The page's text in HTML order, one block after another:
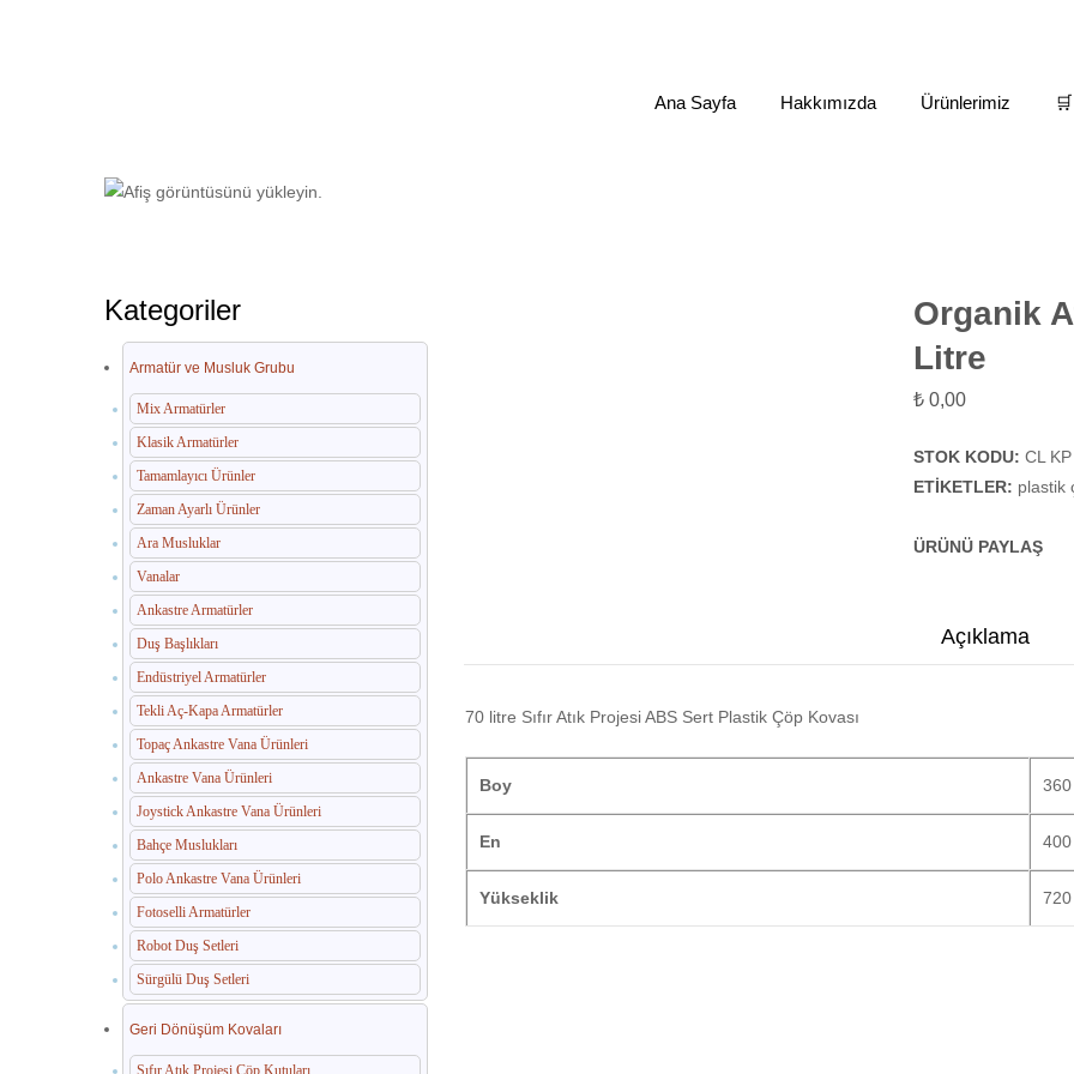
Ana Sayfa Hakkımızda Ürünlerimiz
Kategoriler
Armatür ve Musluk Grubu
Mix Armatürler
Klasik Armatürler
Tamamlayıcı Ürünler
Zaman Ayarlı Ürünler
Ara Musluklar
Vanalar
Ankastre Armatürler
Duş Başlıkları
Endüstriyel Armatürler
Tekli Aç-Kapa Armatürler
Topaç Ankastre Vana Ürünleri
Ankastre Vana Ürünleri
Joystick Ankastre Vana Ürünleri
Bahçe Muslukları
Polo Ankastre Vana Ürünleri
Fotoselli Armatürler
Robot Duş Setleri
Sürgülü Duş Setleri
Geri Dönüşüm Kovaları
Sıfır Atık Projesi Çöp Kutuları
Organik
Litre
₺ 0,00
STOK KODU: CL
ETIKETLER: plastik
ÜRÜNÜ PAYLAŞ
Açıklama
70 litre Sıfır Atık Projesi ABS Sert Plastik Çöp Kovası
Boy
En
Yükseklik